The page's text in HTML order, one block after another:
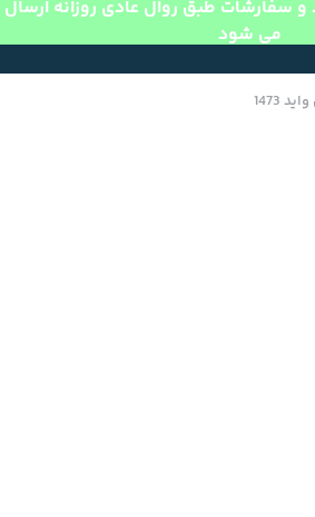
سفارشات طبق روال عادی روزانه ارسال
می شود
1473